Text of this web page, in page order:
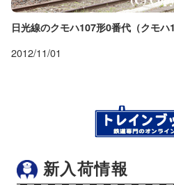
日光線のクモハ107形0番代（クモハ
2012/11/01
新入荷情報